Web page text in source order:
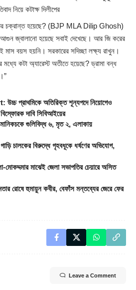
নিয়ে কটাক্ষ দিলীপের
চক্রান্ত হয়েছে? (BJP MLA Dilip Ghosh)
আগুন জ্বালানো হয়েছে সবাই দেখেছে। আর জি করের
বয়স হয়নি। সরকারের সদিচ্ছা লক্ষ্য রাখুন।
কটা অ্যারেস্ট অতীতে হয়েছে? ড্রামা বন্ধ
প্রাথমিকে অতিরিক্ত শূন্যপদে নিয়োগেও
বিস্ফোরক দাবি সিবিআইয়ের
গুলিবিদ্ধ ৬, মৃত ২, এলাকায়
চালকের বিরুদ্ধে গৃহবধূকে ধর্ষণের অভিযোগ,
মাঝেই জেলা সভাপতির চেয়ারে অসিত
হুমায়ুন কবীর, বেফাঁস মন্তব্যের জেরে ফের
Leave a Comment